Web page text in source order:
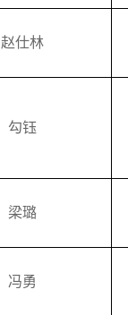
赵仕林
勾钰
梁璐
冯勇